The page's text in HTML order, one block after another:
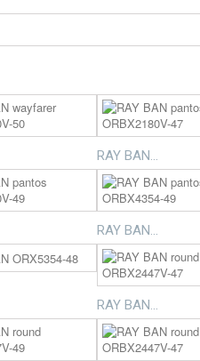
RAY BAN...
RAY BAN...
RAY BAN...